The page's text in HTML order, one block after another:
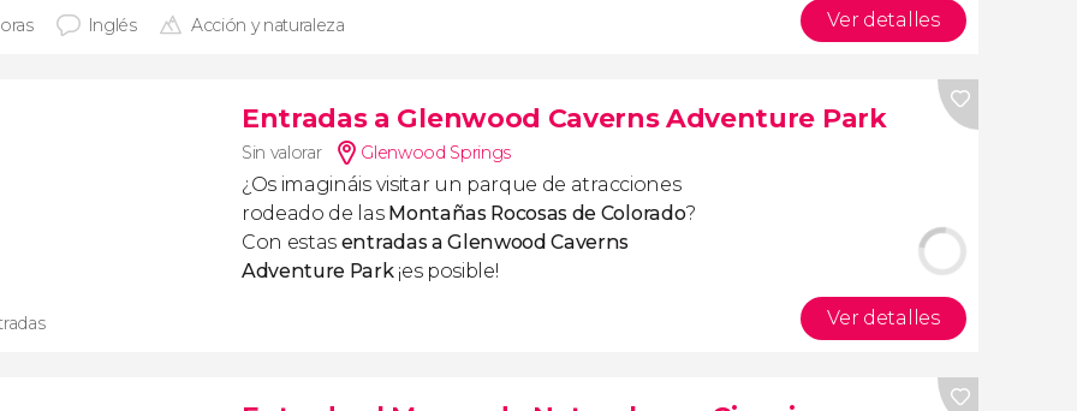
Inglés Acción y naturaleza Ver detalles
Entradas a Glenwood Caverns Adventure Park
Sin valorar Glenwood Springs
¿Os imagináis visitar un parque de atracciones
rodeado de las Montañas Rocosas de Colorado?
Con estas entradas a Glenwood Caverns
Adventure Park¡es posible!
Ver detalles